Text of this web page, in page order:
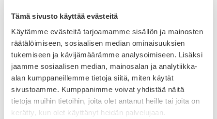
Tämä sivusto käyttää evästeitä
Käytämme evästeitä tarjoamamme sisällön ja mainosten
räätälöimiseen, sosiaalisen median ominaisuuksien
tukemiseen ja kävijämäärämme analysoimiseen. Lisäksi
jaamme sosiaalisen median, mainosalan ja analytiikka-
alan kumppaneillemme tietoja siitä, miten käytät
sivustoamme. Kumppanimme voivat yhdistää näitä
tietoja muihin tietoihin, joita olet antanut heille tai joita on
kerätty, kun olet käyttänyt heidän palvelujaan.
tammikuu 2021
joulukuu 2020
marraskuu 2020
lokakuu 2020
syyskuu 2020
heinäkuu 2020
kesäkuu 2020
toukokuu 2020
huhtikuu 2020